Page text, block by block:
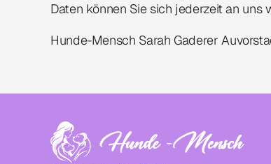
Daten können Sie sich jederzeit an uns
Hunde-Mensch Sarah Gaderer